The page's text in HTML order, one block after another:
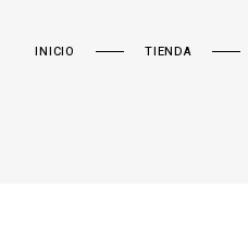
INICIO TIENDA